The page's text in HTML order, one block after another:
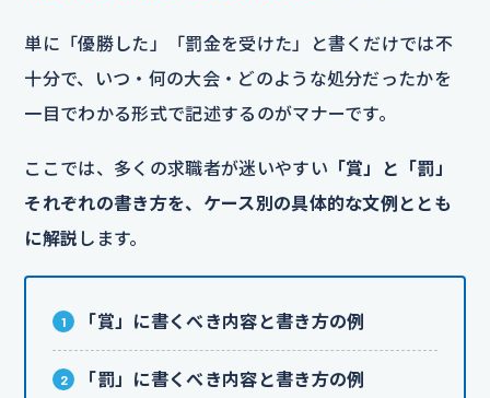
単に「優勝した」「罰金を受けた」と書くだけでは不
十分で、いつ・何の大会・どのような処分だったかを
一目でわかる形式で記述するのがマナーです。
ここでは、多くの求職者が迷いやすい 「賞」と「罰」
それぞれの書き方を、ケース別の具体的な文例ととも
に解説 します。
「賞」に書くべき内容と書き方の例
「罰」に書くべき内容と書き方の例